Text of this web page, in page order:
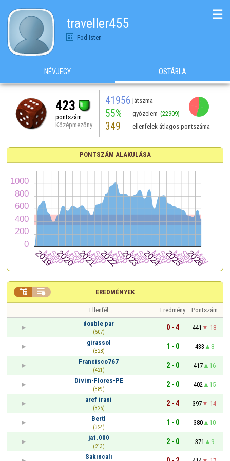
traveller455
Fod-Isten
☰
NÉVJEGY OSTÁBLA
423
pontszám
Középmezőny
41956 játszma
55% győzelem (22909)
349 ellenfelek átlagos pontszáma
PONTSZÁM ALAKULÁSA
EREDMÉNYEK
 
Ellenfél Eredmény
Pontszám
double par
(507)
0 - 4 441
-18
girassol
(328)
1 - 0 433
8
Francisco767
(421)
2 - 0 417
16
Divim-Flores-PE
(389)
2 - 0 402
15
aref irani
(325)
2 - 4 397
-14
Bertl
(324)
1 - 0 380
10
ja1.000
(213)
2 - 0 371
9
Sakıncalı